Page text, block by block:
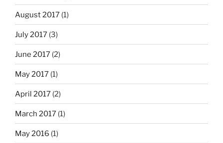
August 2017 (1)
July 2017 (3)
June 2017 (2)
May 2017 (1)
April 2017 (2)
March 2017 (1)
May 2016 (1)